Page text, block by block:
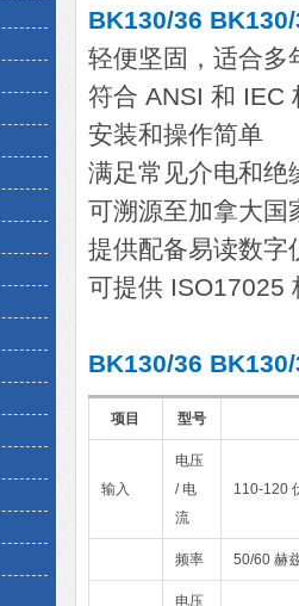
BK130/36
轻便坚固，适合多
符合 ANSI 和 IEC
安装和操作简单
满足常见介电和绝
可溯源至加拿大国
提供配备易读数字
可提供 ISO17025
BK130/36
项目 型号
输入
电压
/ 电
流
110-120
频率 50/60 赫
电压